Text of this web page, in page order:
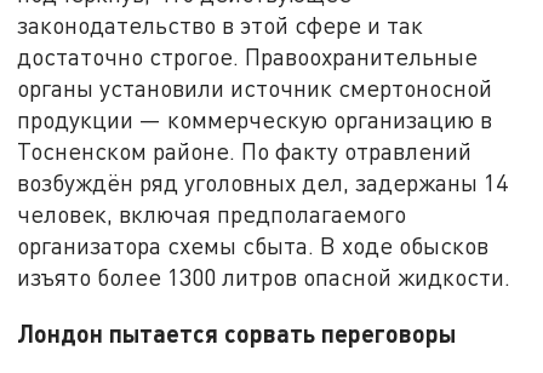
законодательство в этой сфере и так
достаточно строгое. Правоохранительные
органы установили источник смертоносной
продукции — коммерческую организацию в
Тосненском районе. По факту отравлений
возбуждён ряд уголовных дел, задержаны 14
человек, включая предполагаемого
организатора схемы сбыта. В ходе обысков
изъято более 1300 литров опасной жидкости.
Лондон пытается сорвать переговоры